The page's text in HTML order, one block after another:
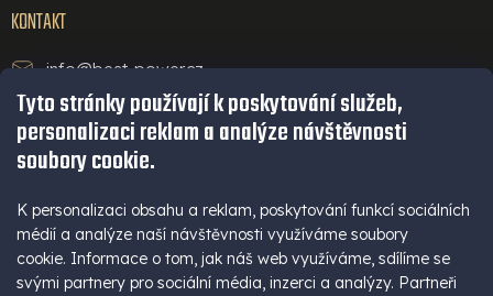
Tyto stránky používají k poskytování služeb,
personalizaci reklam a analýze návštěvnosti
soubory cookie.
K personalizaci obsahu a reklam, poskytování funkcí sociálních
médií a analýze naší návštěvnosti využíváme soubory
cookie. Informace o tom, jak náš web využíváme, sdílíme se
svými partnery pro sociální média, inzerci a analýzy. Partneři
KONTAKT
info@best-power.cz
technická podpora a servis
+420 771 234 568
+420 777 109 009
(Po - Pá 9-16 hod)
+420 777 109 009